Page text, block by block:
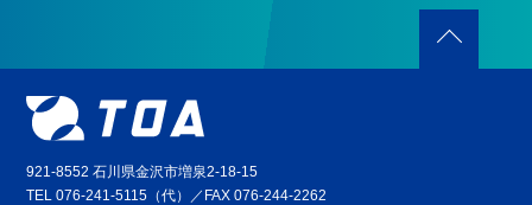
921-8552 石川県金沢市増泉2-18-15
TEL 076-241-5115（代）／FAX 076-244-2262